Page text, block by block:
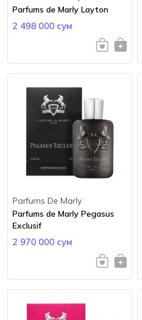
Parfums de Marly Layton
2 498 000 сум
Parfums De Marly
Parfums de Marly Pegasus
Exclusif
2 970 000 сум